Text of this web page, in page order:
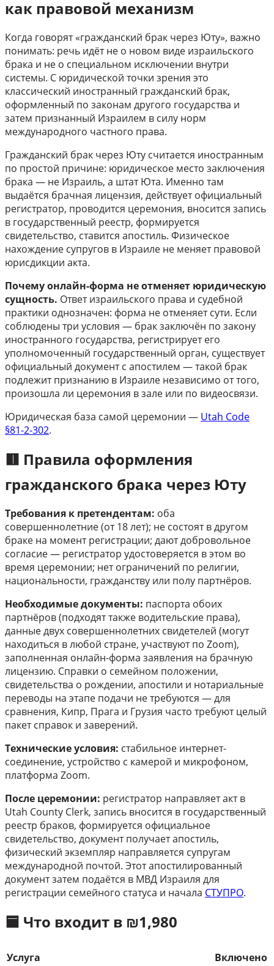
как правовой механизм
Когда говорят «гражданский брак через Юту», важно
понимать: речь идёт не о новом виде израильского
брака и не о специальном исключении внутри
системы. С юридической точки зрения это
классический иностранный гражданский брак,
оформленный по законам другого государства и
затем признанный Израилем в силу норм
международного частного права.
Гражданский брак через Юту считается иностранным
по простой причине: юридическое место заключения
брака — не Израиль, а штат Юта. Именно там
выдаётся брачная лицензия, действует официальный
регистратор, проводится церемония, вносится запись
в государственный реестр, формируется
свидетельство, ставится апостиль. Физическое
нахождение супругов в Израиле не меняет правовой
юрисдикции акта.
Почему онлайн-форма не отменяет юридическую
сущность. Ответ израильского права и судебной
практики однозначен: форма не отменяет сути. Если
соблюдены три условия — брак заключён по закону
иностранного государства, регистрирует его
уполномоченный государственный орган, существует
официальный документ с апостилем — такой брак
подлежит признанию в Израиле независимо от того,
произошла ли церемония в зале или по видеосвязи.
Юридическая база самой церемонии — Utah Code
§81-2-302.
🟥 Правила оформления
гражданского брака через Юту
Требования к претендентам: оба
совершеннолетние (от 18 лет); не состоят в другом
браке на момент регистрации; дают добровольное
согласие — регистратор удостоверяется в этом во
время церемонии; нет ограничений по религии,
национальности, гражданству или полу партнёров.
Необходимые документы: паспорта обоих
партнёров (подходят также водительские права),
данные двух совершеннолетних свидетелей (могут
находиться в любой стране, участвуют по Zoom),
заполненная онлайн-форма заявления на брачную
лицензию. Справки о семейном положении,
свидетельства о рождении, апостили и нотариальные
переводы на этапе подачи не требуются — для
сравнения, Кипр, Прага и Грузия часто требуют целый
пакет справок и заверений.
Технические условия: стабильное интернет-
соединение, устройство с камерой и микрофоном,
платформа Zoom.
После церемонии: регистратор направляет акт в
Utah County Clerk, запись вносится в государственный
реестр браков, формируется официальное
свидетельство, документ получает апостиль,
физический экземпляр направляется супругам
международной почтой. Этот апостилированный
документ затем подаётся в МВД Израиля для
регистрации семейного статуса и начала СТУПРО.
🟦 Что входит в ₪1,980
Услуга
Включено